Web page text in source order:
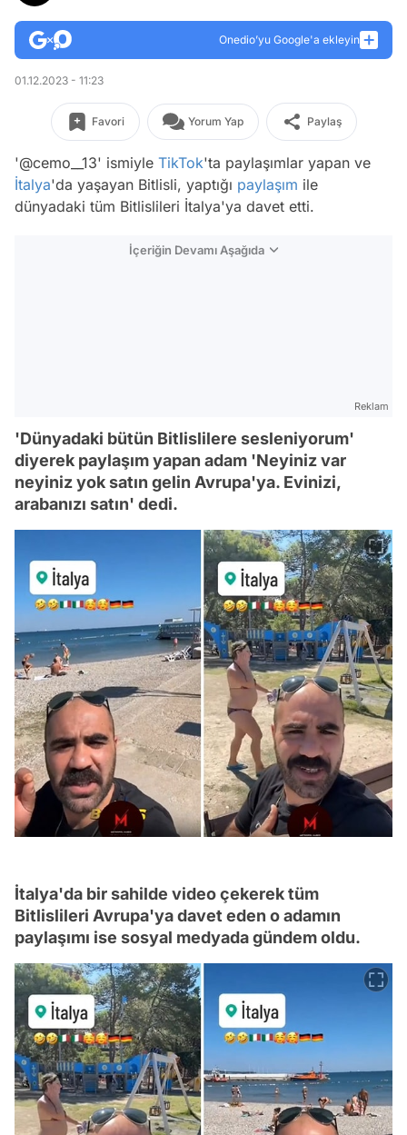
Onedio’yu Google'a ekleyin
01.12.2023 - 11:23
Favori Yorum Yap Paylaş
'@cemo__13' ismiyle TikTok'ta paylaşımlar yapan ve
İtalya'da yaşayan Bitlisli, yaptığı paylaşım ile
dünyadaki tüm Bitlislileri İtalya'ya davet etti.
İçeriğin Devamı Aşağıda
Reklam
'Dünyadaki bütün Bitlislilere sesleniyorum'
diyerek paylaşım yapan adam 'Neyiniz var
neyiniz yok satın gelin Avrupa'ya. Evinizi,
arabanızı satın' dedi.
İtalya'da bir sahilde video çekerek tüm
Bitlislileri Avrupa'ya davet eden o adamın
paylaşımı ise sosyal medyada gündem oldu.